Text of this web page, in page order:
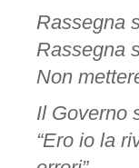
Rassegna
Rassegna
Non
Il Governo
“Ero io la